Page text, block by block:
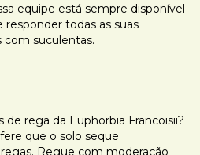
equipe está sempre disponível
todas as suas
com suculentas.
de rega da Euphorbia Francoisii?
que o solo seque
Regue com moderação